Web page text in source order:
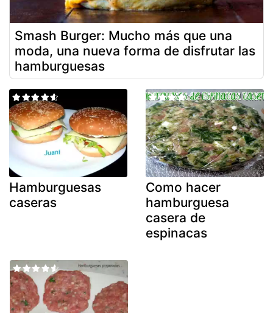
Smash Burger: Mucho más que una
moda, una nueva forma de disfrutar las
hamburguesas
Hamburguesas
caseras
Como hacer
hamburguesa
casera de
espinacas